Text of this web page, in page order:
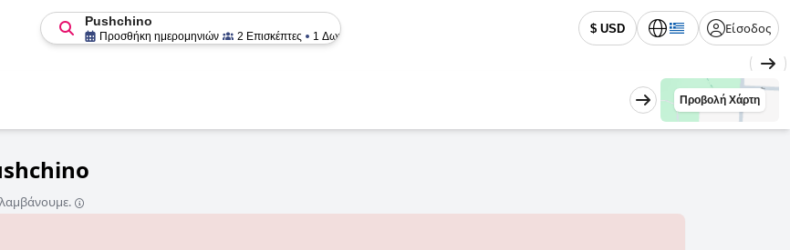
$ USD Είσοδος
Pushchino
Προσθήκη ημερομηνιών 2 Επισκέπτες 1 Δωμάτιο
Προβολή Χάρτη